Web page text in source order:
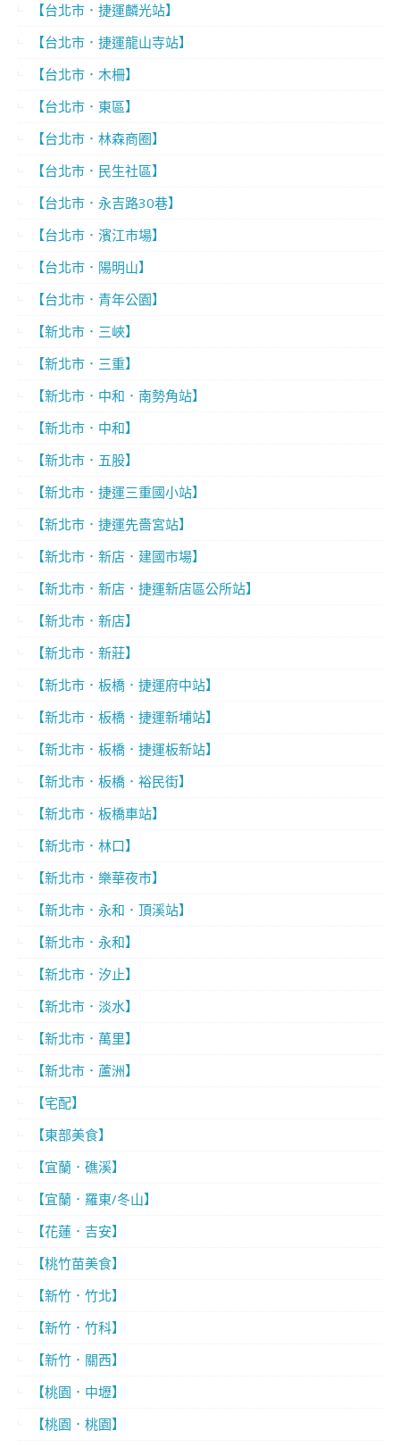
【台北市．捷運麟光站】
【台北市．捷運龍山寺站】
【台北市．木柵】
【台北市．東區】
【台北市．林森商圈】
【台北市．民生社區】
【台北市．永吉路30巷】
【台北市．濱江市場】
【台北市．陽明山】
【台北市．青年公園】
【新北市．三峽】
【新北市．三重】
【新北市．中和．南勢角站】
【新北市．中和】
【新北市．五股】
【新北市．捷運三重國小站】
【新北市．捷運先嗇宮站】
【新北市．新店．建國市場】
【新北市．新店．捷運新店區公所站】
【新北市．新店】
【新北市．新莊】
【新北市．板橋．捷運府中站】
【新北市．板橋．捷運新埔站】
【新北市．板橋．捷運板新站】
【新北市．板橋．裕民街】
【新北市．板橋車站】
【新北市．林口】
【新北市．樂華夜市】
【新北市．永和．頂溪站】
【新北市．永和】
【新北市．汐止】
【新北市．淡水】
【新北市．萬里】
【新北市．蘆洲】
【宅配】
【東部美食】
【宜蘭．礁溪】
【宜蘭．羅東/冬山】
【花蓮．吉安】
【桃竹苗美食】
【新竹．竹北】
【新竹．竹科】
【新竹．關西】
【桃園．中壢】
【桃園．桃園】